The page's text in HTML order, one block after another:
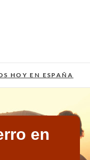
HOY EN ESPAÑA
en